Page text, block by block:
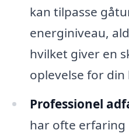
kan tilpasse
energiniveau,
hvilket giver en
oplevelse for din
Professionel
har ofte erfaring